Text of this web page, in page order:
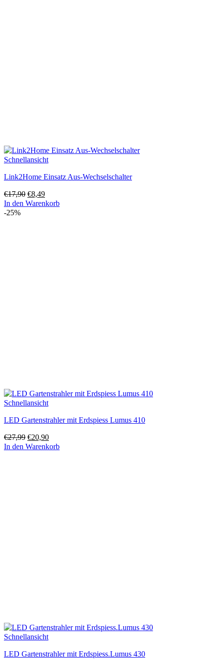
Schnellansicht
Link2Home Einsatz Aus-Wechselschalter
€17,90 Ursprünglicher
Preis
€8,49Aktueller
Preis
In den Warenkorb
-25%
Schnellansicht
LED Gartenstrahler mit Erdspiess Lumus 410
€27,99 Ursprünglicher
Preis
€20,90Aktueller
Preis
In den Warenkorb
Schnellansicht
LED Gartenstrahler mit Erdspiess.Lumus 430